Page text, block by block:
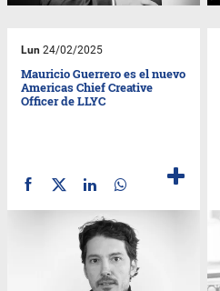
Lun 24/02/2025
Mauricio Guerrero es el nuevo
Americas Chief Creative
Officer de LLYC